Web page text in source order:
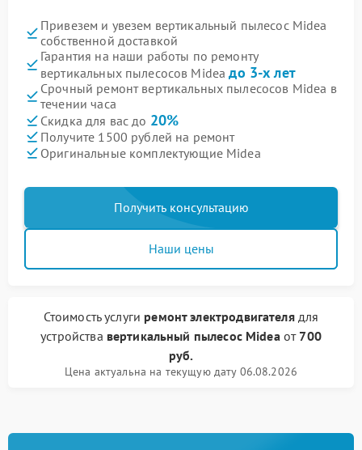
Привезем и увезем вертикальный пылесос Midea
собственной доставкой
Гарантия на наши работы по ремонту
вертикальных пылесосов Mideaдо 3-х лет
Срочный ремонт вертикальных пылесосов Midea в
течении часа
Скидка для вас до 20%
Получите 1500 рублей на ремонт
Оригинальные комплектующие Midea
Получить консультацию
Наши цены
Стоимость услуги ремонт электродвигателядля
устройства вертикальный пылесос Mideaот 700
руб.
Цена актуальна на текущую дату 06.08.2026